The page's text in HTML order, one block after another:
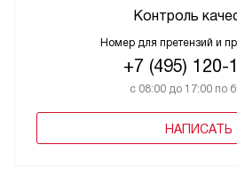
Контроль
Номер для претензий и
+7 (495) 120-
с 08:00 до 17:00 по
НАПИСАТЬ